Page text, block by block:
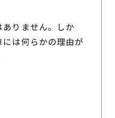
りません。しか
は何らかの理由が